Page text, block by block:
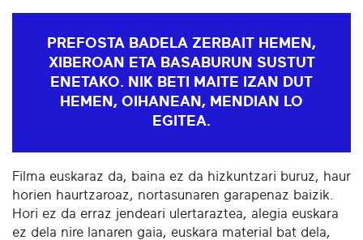
PREFOSTA BADELA ZERBAIT HEMEN,
XIBEROAN ETA BASABURUN SUSTUT
ENETAKO. NIK BETI MAITE IZAN DUT
HEMEN, OIHANEAN, MENDIAN LO
EGITEA.
Filma euskaraz da, baina ez da hizkuntzari buruz, haur
horien haurtzaroaz, nortasunaren garapenaz baizik.
Hori ez da erraz jendeari ulertaraztea, alegia euskara
ez dela nire lanaren gaia, euskara material bat dela,